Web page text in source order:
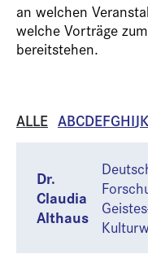
an welchen
welche Vorträge
bereitstehen.
ALLE ABCDEFGHIJK
Dr.
Claudia
Althaus